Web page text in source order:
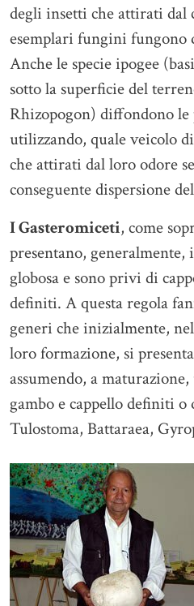
degli insetti che attirati dal
esemplari fungini fungono
Anche le specie ipogee
sotto la superficie del
Rhizopogon) diffondono
utilizzando, quale veicolo
che attirati dal loro odore
conseguente dispersione
I Gasteromiceti, come
presentano,
globosa e sono privi di
definiti. A questa regola
generi che inizialmente,
loro formazione, si
assumendo, a
gambo e cappello definiti o
Tulostoma, Battaraea,